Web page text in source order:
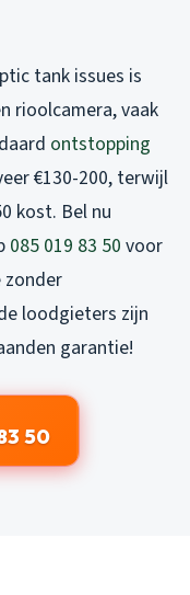
tank issues is
rioolcamera, vaak
ontstopping
€130-200, terwijl
kost. Bel nu
085 019 83 50 voor
zonder
loodgieters zijn
garantie!
50